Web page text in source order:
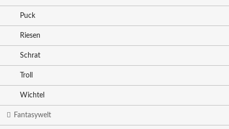
Puck
Riesen
Schrat
Troll
Wichtel
Fantasywelt